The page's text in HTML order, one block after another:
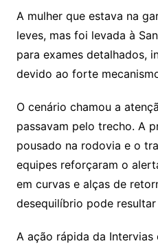
A mulher que estava na
leves, mas foi levada à
para exames detalhados,
devido ao forte
O cenário chamou a
passavam pelo trecho. A
pousado na rodovia e o
equipes reforçaram o
em curvas e alças de
desequilíbrio pode
A ação rápida da Intervias